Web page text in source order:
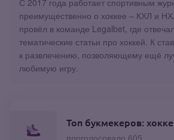
преимущественно о хоккее – КХЛ и
провёл в команде Legalbet, где
тематические статьи про хоккей. К
к развлечению, позволяющему ещё
любимую игру.
Топ букмекеров: